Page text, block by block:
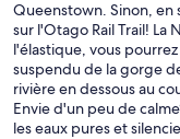
Queenstown. Sinon, en
sur l'Otago Rail Trail! La
l'élastique, vous
suspendu de la gorge
rivière en dessous au
Envie d'un peu de
les eaux pures et